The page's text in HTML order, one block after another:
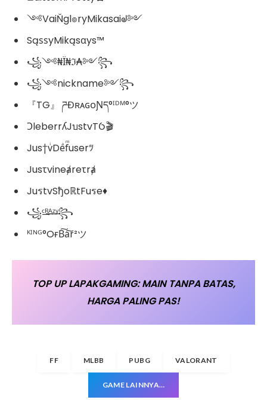
༺VaiŇgl๏ryMikasaiᖙ༻
SąѕѕyMikąsαys™
꧁༺₦Ї₦ℑ₳༻꧂
꧁༺nickname༻꧂
『TG』 ཌĐʀᴀɢᴏƝད°ᴵᴰᴹ°ツ
ƆleberrʎJบstvTỼ🎬
Jus†vͥDeͣfͫuserﾂ
Jusτvineⱥreτrⱥ
JuรtvSђoℝtFuรe♦️
꧁ᶜ͢ᴿ͢ᴬ͢ᶻ͢ᵞ꧂
ᴷᴵᴺᴳ°OғB͠a͠r²ツ
TOP UP LAPAKGAMING: MAIN TANPA BATAS,
HARGA PALING PAS!
FF MLBB PUBG VALORANT
GAME LAINNYA…